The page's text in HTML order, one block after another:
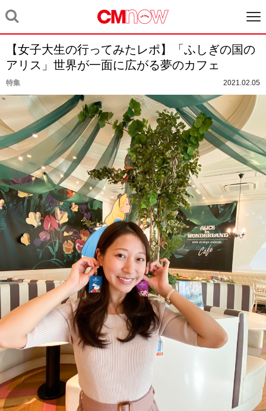
【女子大生の行ってみたレポ】「ふしぎの国の
アリス」世界が一面に広がる夢のカフェ
特集 2021.02.05